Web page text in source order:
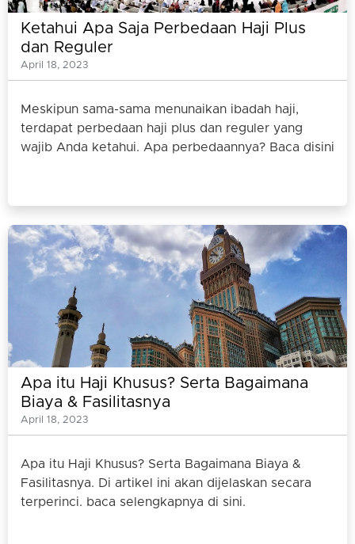
Ketahui Apa Saja Perbedaan Haji Plus
dan Reguler
April 18, 2023
Meskipun sama-sama menunaikan ibadah haji,
terdapat perbedaan haji plus dan reguler yang
wajib Anda ketahui. Apa perbedaannya? Baca disini
Apa itu Haji Khusus? Serta Bagaimana
Biaya & Fasilitasnya
April 18, 2023
Apa itu Haji Khusus? Serta Bagaimana Biaya &
Fasilitasnya. Di artikel ini akan dijelaskan secara
terperinci. baca selengkapnya di sini.